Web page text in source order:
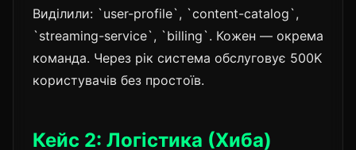
Виділили: `user-profile`, `content-catalog`,
`streaming-service`, `billing`. Кожен — окрема
команда. Через рік система обслуговує 500K
користувачів без простоїв.
Кейс 2: Логістика (Хиба)